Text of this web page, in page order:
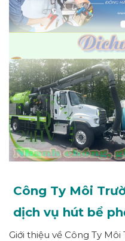
Công Ty Môi
dịch vụ hút bể
Giới thiệu về Công Ty